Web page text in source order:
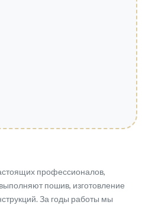
профессионалов,
пошив, изготовление
За годы работы мы